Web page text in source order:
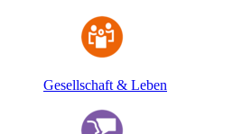
Gesellschaft & Leben